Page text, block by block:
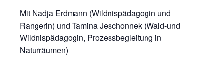
Mit Nadja Erdmann (Wildnispädagogin und
Rangerin) und Tamina Jeschonnek (Wald-und
Wildnispädagogin, Prozessbegleitung in
Naturräumen)